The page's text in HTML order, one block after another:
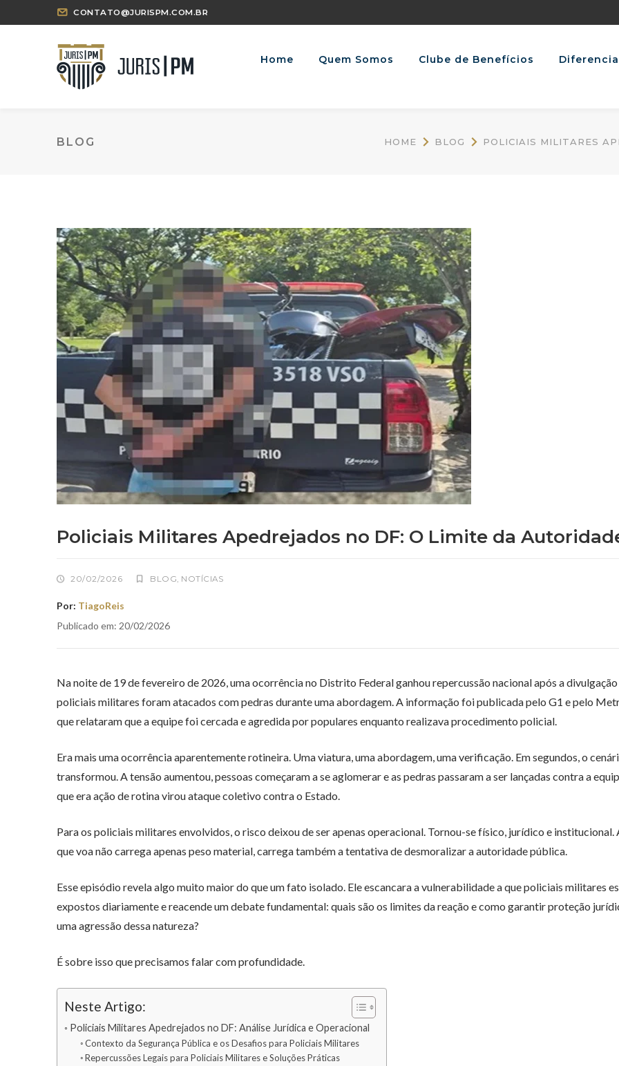
CONTATO@JURISPM.COM.BR
Home Quem Somos Clube de Benefícios
BLOG HOME BLOG POLICIAIS MILITARES
Policiais Militares Apedrejados no DF: O Limite da
20/02/2026 BLOG, NOTÍCIAS
Por: TiagoReis
Publicado em: 20/02/2026
Na noite de 19 de fevereiro de 2026, uma ocorrência no Distrito Federal ganhou repercussão nacional após a divulgação
policiais militares foram atacados com pedras durante uma abordagem. A informação foi publicada pelo G1 e pelo
que relataram que a equipe foi cercada e agredida por populares enquanto realizava procedimento policial.
Era mais uma ocorrência aparentemente rotineira. Uma viatura, uma abordagem, uma verificação. Em segundos, o
transformou. A tensão aumentou, pessoas começaram a se aglomerar e as pedras passaram a ser lançadas contra a
que era ação de rotina virou ataque coletivo contra o Estado.
Para os policiais militares envolvidos, o risco deixou de ser apenas operacional. Tornou-se físico, jurídico e institucional.
que voa não carrega apenas peso material, carrega também a tentativa de desmoralizar a autoridade pública.
Esse episódio revela algo muito maior do que um fato isolado. Ele escancara a vulnerabilidade a que policiais militares
expostos diariamente e reacende um debate fundamental: quais são os limites da reação e como garantir proteção
uma agressão dessa natureza?
É sobre isso que precisamos falar com profundidade.
Neste Artigo:
Policiais Militares Apedrejados no DF: Análise Jurídica e Operacional
Contexto da Segurança Pública e os Desafios para Policiais Militares
Repercussões Legais para Policiais Militares e Soluções Práticas